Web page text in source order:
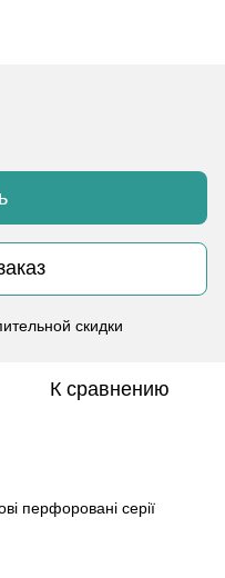
скидки
К сравнению
перфоровані серії